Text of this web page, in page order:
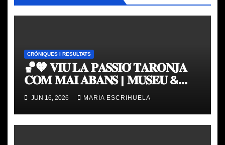
CRÒNIQUES I RESULTATS
🏀🧡 𝐕𝐈𝐔 𝐋𝐀 𝐏𝐀𝐒𝐒𝐈𝐎́ 𝐓𝐀𝐑𝐎𝐍𝐉𝐀
𝐂𝐎𝐌 𝐌𝐀𝐈 𝐀𝐁𝐀𝐍𝐒 | 𝐌𝐔𝐒𝐄𝐔 &
𝐓𝐎𝐔𝐑 𝐕𝐀𝐋𝐄𝐍𝐂𝐈𝐀 𝐁𝐀𝐒𝐊𝐄𝐓
JUN 16, 2026 MARIA ESCRIHUELA